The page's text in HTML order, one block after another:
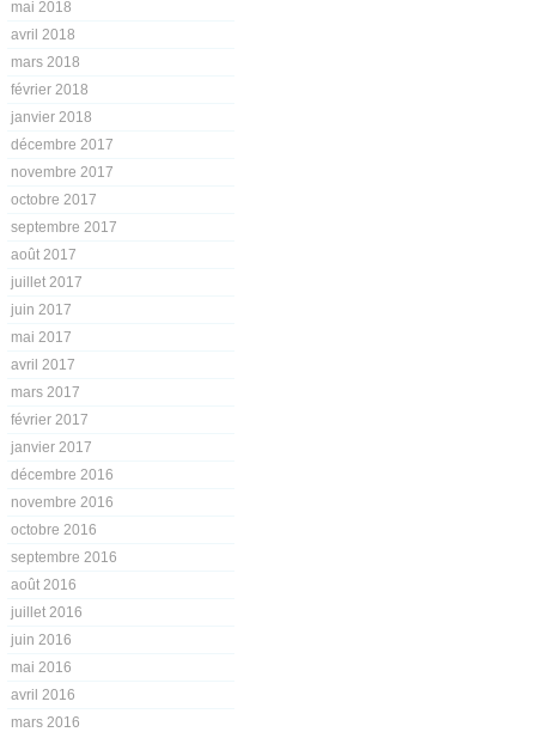
mai 2018
avril 2018
mars 2018
février 2018
janvier 2018
décembre 2017
novembre 2017
octobre 2017
septembre 2017
août 2017
juillet 2017
juin 2017
mai 2017
avril 2017
mars 2017
février 2017
janvier 2017
décembre 2016
novembre 2016
octobre 2016
septembre 2016
août 2016
juillet 2016
juin 2016
mai 2016
avril 2016
mars 2016